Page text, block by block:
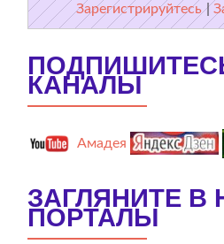
Зарегистрируйтесь |
КАНАЛЫ
Амадея
ЗАГЛЯНИТЕ В
ПОРТАЛЫ